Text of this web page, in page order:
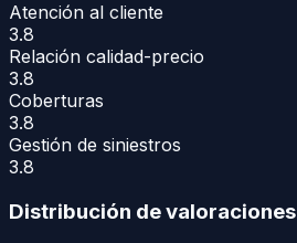
Atención al cliente
3.8
Relación calidad-precio
3.8
Coberturas
3.8
Gestión de siniestros
3.8
Distribución de valoraciones